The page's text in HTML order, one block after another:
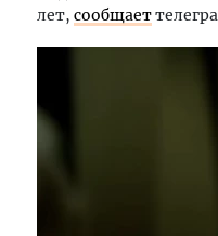
лет, сообщает